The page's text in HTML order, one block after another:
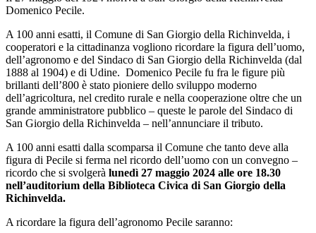
Domenico Pecile.
A 100 anni esatti, il Comune di San Giorgio della Richinvelda, i
cooperatori e la cittadinanza vogliono ricordare la figura dell’uomo,
dell’agronomo e del Sindaco di San Giorgio della Richinvelda (dal
1888 al 1904) e di Udine. Domenico Pecile fu fra le figure più
brillanti dell’800 è stato pioniere dello sviluppo moderno
dell’agricoltura, nel credito rurale e nella cooperazione oltre che un
grande amministratore pubblico – queste le parole del Sindaco di
San Giorgio della Richinvelda – nell’annunciare il tributo.
A 100 anni esatti dalla scomparsa il Comune che tanto deve alla
figura di Pecile si ferma nel ricordo dell’uomo con un convegno –
ricordo che si svolgerà lunedì 27 maggio 2024 alle ore 18.30
nell’auditorium della Biblioteca Civica di San Giorgio della
Richinvelda.
A ricordare la figura dell’agronomo Pecile saranno: